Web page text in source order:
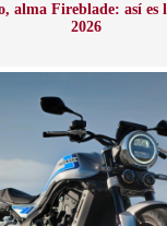
alma Fireblade: así es
2026